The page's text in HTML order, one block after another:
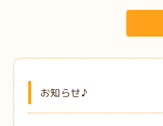
お知らせ♪